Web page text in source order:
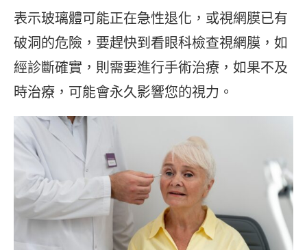
表示玻璃體可能正在急性退化，或視網膜已有
破洞的危險，要趕快到看眼科檢查視網膜，如
經診斷確實，則需要進行手術治療，如果不及
時治療，可能會永久影響您的視力。